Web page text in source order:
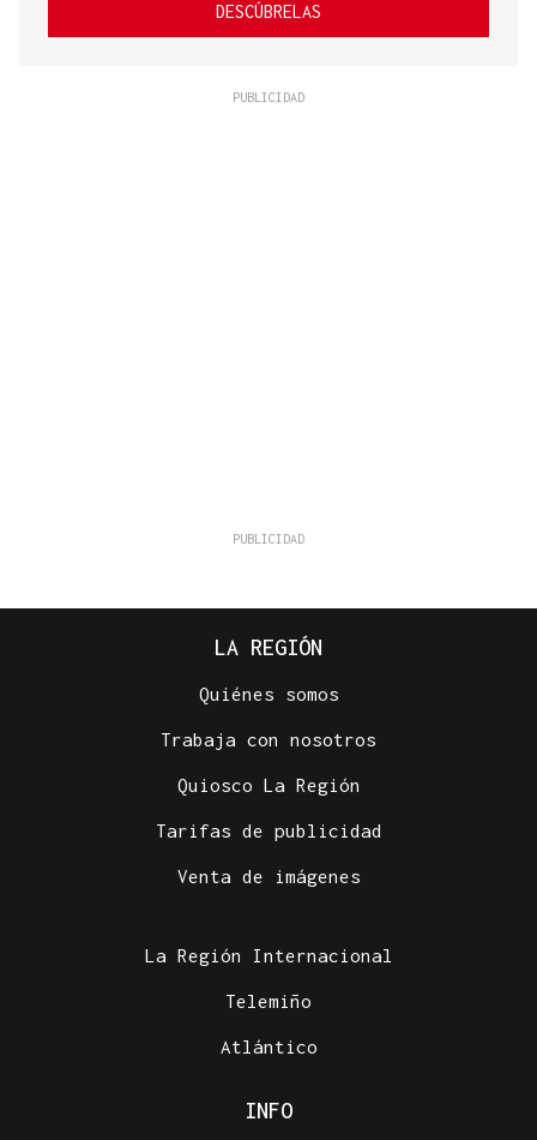
DESCÚBRELAS
LA REGIÓN
Quiénes somos
Trabaja con nosotros
Quiosco La Región
Tarifas de publicidad
Venta de imágenes
La Región Internacional
Telemiño
Atlántico
INFO